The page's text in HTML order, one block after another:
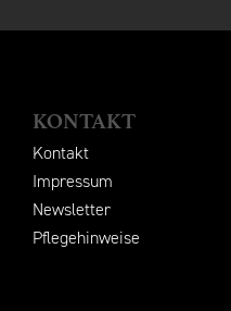
KONTAKT
Kontakt
Impressum
Newsletter
Pflegehinweise